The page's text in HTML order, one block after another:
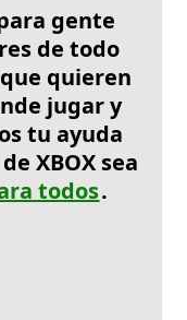
gente
de todo
quieren
jugar y
tu ayuda
XBOX sea
todos.